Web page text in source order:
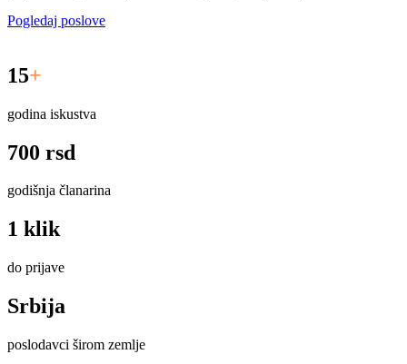
Pogledaj poslove
15+
godina iskustva
700 rsd
godišnja članarina
1 klik
do prijave
Srbija
poslodavci širom zemlje